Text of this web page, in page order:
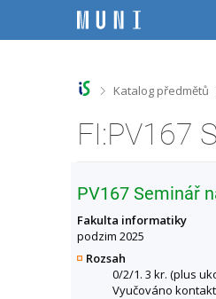
e
e
e
e
>Katalog předmětů
PV167 Seminář
Fakulta informatiky
podzim 2025
Rozsah
0/2/1. 3 kr. (plus
Vyučováno